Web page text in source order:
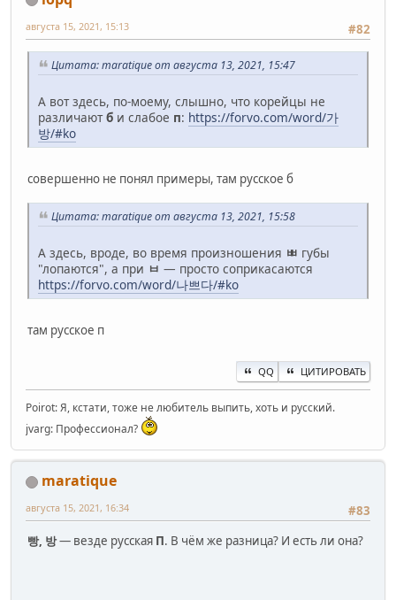
#82
августа 15, 2021, 15:13
Цитата: maratique от августа 13, 2021, 15:47
А вот здесь, по-моему, слышно, что корейцы не
различаютб и слабое п: https://forvo.com/word/가
방/#ko
совершенно не понял примеры, там русское б
Цитата: maratique от августа 13, 2021, 15:58
А здесь, вроде, во время произношения ㅃ губы
"лопаются", а при ㅂ — просто соприкасаются
https://forvo.com/word/나쁘다/#ko
там русское п
QQ ЦИТИРОВАТЬ
Poirot: Я, кстати, тоже не любитель выпить, хоть и русский.
jvarg: Профессионал?
maratique
#83
августа 15, 2021, 16:34
빵, 방— везде русская П. В чём же разница? И есть ли она?